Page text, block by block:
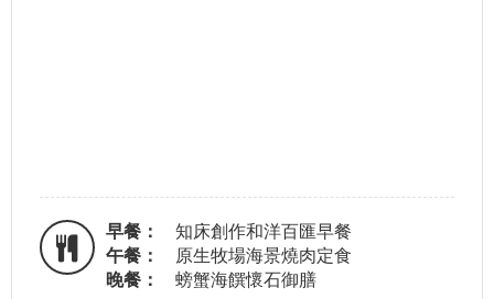
早餐：
知床創作和洋百匯早餐
午餐：
原生牧場海景燒肉定食
晚餐：
螃蟹海饌懷石御膳